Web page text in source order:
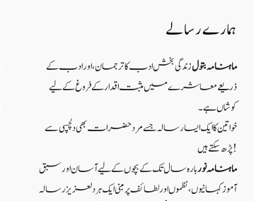
ہمارے رسالے
ماہنامہ بتولزندگی بخش ادب کا ترجمان، اور ادب کے
ذریعے معاشرے میں مثبت اقدار کے فروغ کے لیے
کوشاں ہے۔
خواتین کا ایک ایسا رسالہ جسے مرد حضرات بھی دلچسپی سے
پڑھ سکتے ہیں!
ماہنامہ نوربارہ سال تک کے بچوں کے لیے آسان اور سبق
آموزکہانیوں ،نظموں اور لطائف پر مبنی ایک ہر دلعزیز رسالہ